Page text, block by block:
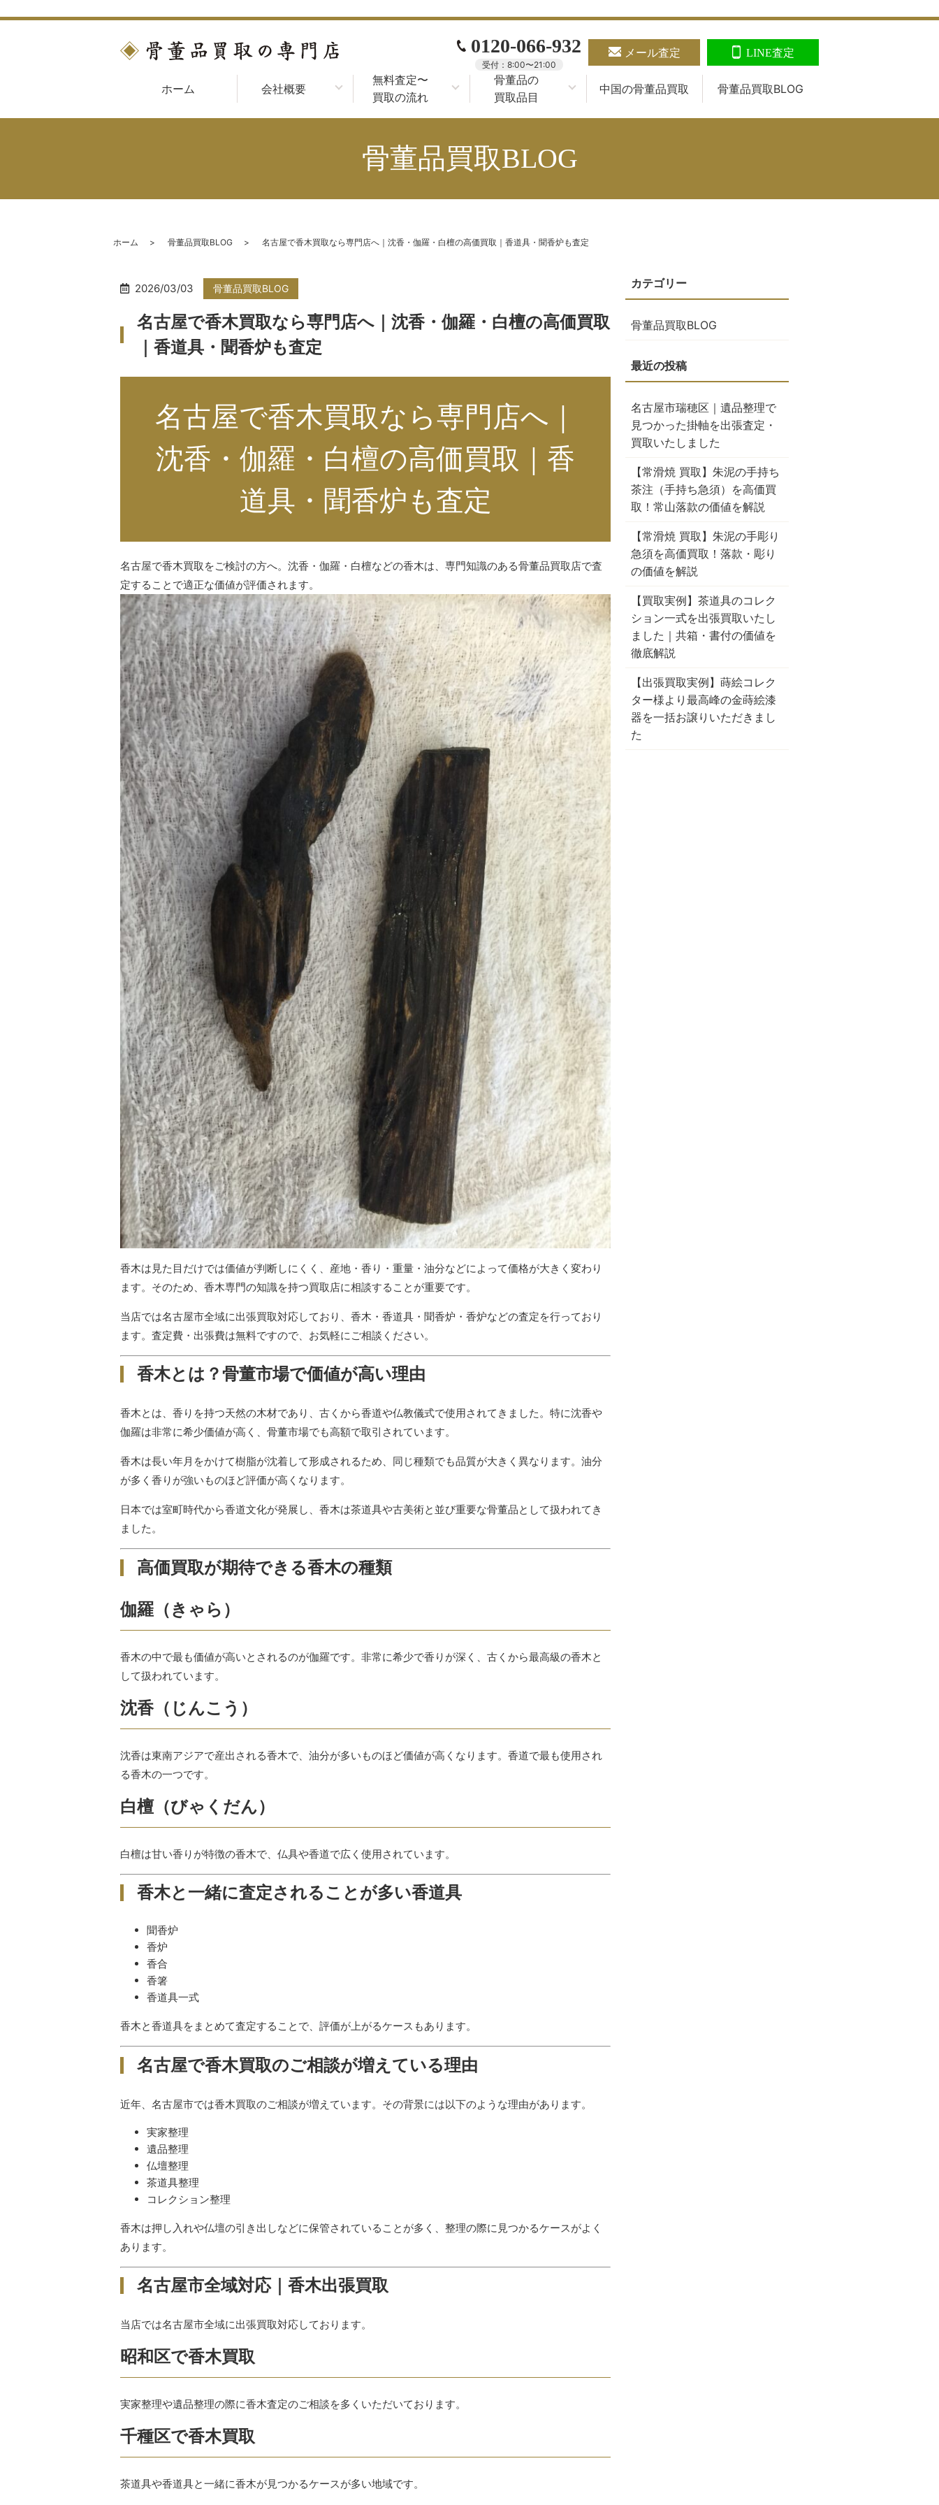
ホーム 会社概要
無料査定〜
買取の流れ
骨董品の
買取品目
中国の骨董品買取 骨董品買取BLOG
0120-066-932
受付：8:00〜21:00
メール査定 LINE査定
骨董品買取BLOG
ホーム 骨董品買取BLOG 名古屋で香木買取なら専門店へ｜沈香・伽羅・白檀の高価買取｜香道具・聞香炉も査定
2026/03/03 骨董品買取BLOG
名古屋で香木買取なら専門店へ｜沈香・伽羅・白檀の高価買取
｜香道具・聞香炉も査定
名古屋で香木買取なら専門店へ｜
沈香・伽羅・白檀の高価買取｜香
道具・聞香炉も査定
名古屋で香木買取をご検討の方へ。沈香・伽羅・白檀などの香木は、専門知識のある骨董品買取店で査
定することで適正な価値が評価されます。
香木は見た目だけでは価値が判断しにくく、産地・香り・重量・油分などによって価格が大きく変わり
ます。そのため、香木専門の知識を持つ買取店に相談することが重要です。
当店では名古屋市全域に出張買取対応しており、香木・香道具・聞香炉・香炉などの査定を行っており
ます。査定費・出張費は無料ですので、お気軽にご相談ください。
香木とは？骨董市場で価値が高い理由
香木とは、香りを持つ天然の木材であり、古くから香道や仏教儀式で使用されてきました。特に沈香や
伽羅は非常に希少価値が高く、骨董市場でも高額で取引されています。
香木は長い年月をかけて樹脂が沈着して形成されるため、同じ種類でも品質が大きく異なります。油分
が多く香りが強いものほど評価が高くなります。
日本では室町時代から香道文化が発展し、香木は茶道具や古美術と並び重要な骨董品として扱われてき
ました。
高価買取が期待できる香木の種類
伽羅（きゃら）
香木の中で最も価値が高いとされるのが伽羅です。非常に希少で香りが深く、古くから最高級の香木と
して扱われています。
沈香（じんこう）
沈香は東南アジアで産出される香木で、油分が多いものほど価値が高くなります。香道で最も使用され
る香木の一つです。
白檀（びゃくだん）
白檀は甘い香りが特徴の香木で、仏具や香道で広く使用されています。
香木と一緒に査定されることが多い香道具
聞香炉
香炉
香合
香箸
香道具一式
香木と香道具をまとめて査定することで、評価が上がるケースもあります。
名古屋で香木買取のご相談が増えている理由
近年、名古屋市では香木買取のご相談が増えています。その背景には以下のような理由があります。
実家整理
遺品整理
仏壇整理
茶道具整理
コレクション整理
香木は押し入れや仏壇の引き出しなどに保管されていることが多く、整理の際に見つかるケースがよく
あります。
名古屋市全域対応｜香木出張買取
当店では名古屋市全域に出張買取対応しております。
昭和区で香木買取
実家整理や遺品整理の際に香木査定のご相談を多くいただいております。
千種区で香木買取
茶道具や香道具と一緒に香木が見つかるケースが多い地域です。
骨董品買取BLOG
名古屋市瑞穂区｜遺品整理で
見つかった掛軸を出張査定・
買取いたしました
【常滑焼 買取】朱泥の手持ち
茶注（手持ち急須）を高価買
取！常山落款の価値を解説
【常滑焼 買取】朱泥の手彫り
急須を高価買取！落款・彫り
の価値を解説
【買取実例】茶道具のコレク
ション一式を出張買取いたし
ました｜共箱・書付の価値を
徹底解説
【出張買取実例】蒔絵コレク
ター様より最高峰の金蒔絵漆
器を一括お譲りいただきまし
た